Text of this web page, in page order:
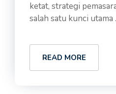
ketat, strategi
salah satu kunci utama
READ MORE